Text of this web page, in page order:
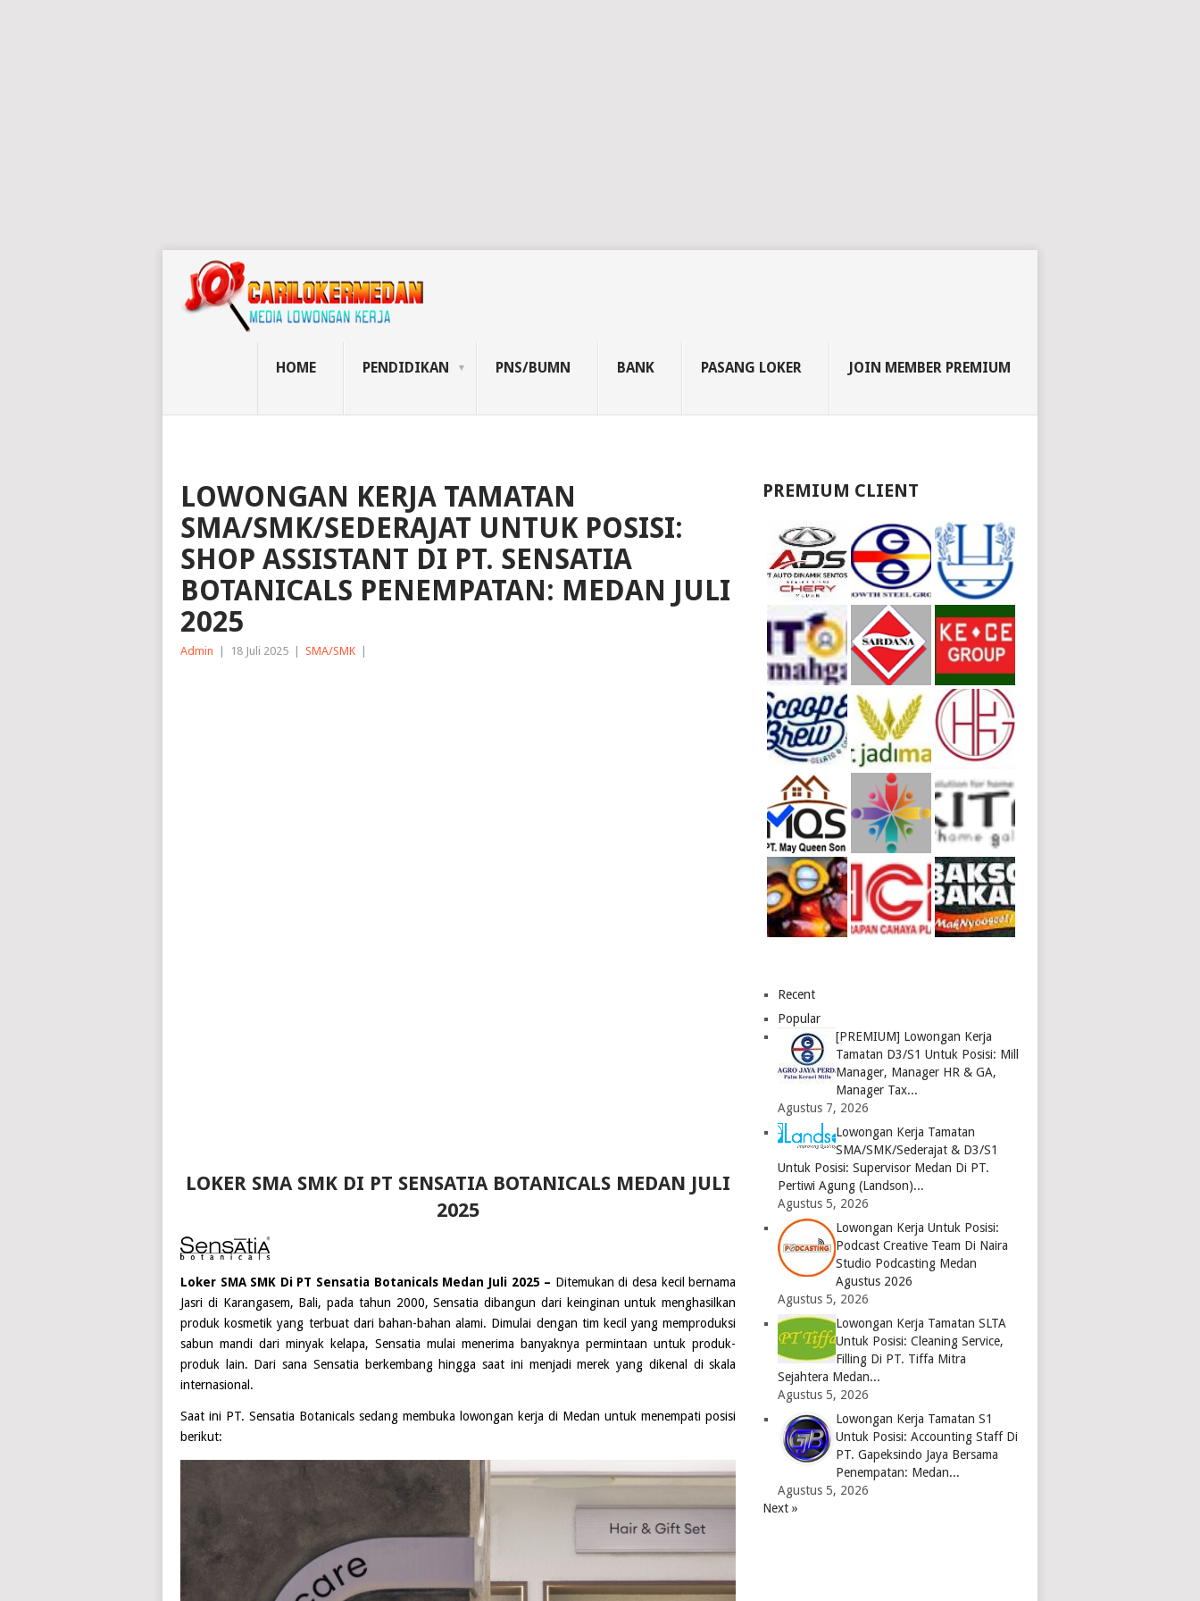
HOME PENDIDIKAN PNS/BUMN BANK PASANG LOKER JOIN MEMBER PREMIUM
LOWONGAN KERJA TAMATAN
SMA/SMK/SEDERAJAT UNTUK POSISI:
SHOP ASSISTANT DI PT. SENSATIA
BOTANICALS PENEMPATAN: MEDAN JULI
2025
Admin 18 Juli 2025 SMA/SMK
LOKER SMA SMK DI PT SENSATIA BOTANICALS MEDAN JULI
2025
Loker SMA SMK Di PT Sensatia Botanicals Medan Juli 2025 – Ditemukan di desa kecil bernama
Jasri di Karangasem, Bali, pada tahun 2000, Sensatia dibangun dari keinginan untuk menghasilkan
produk kosmetik yang terbuat dari bahan-bahan alami. Dimulai dengan tim kecil yang memproduksi
sabun mandi dari minyak kelapa, Sensatia mulai menerima banyaknya permintaan untuk produk-
produk lain. Dari sana Sensatia berkembang hingga saat ini menjadi merek yang dikenal di skala
internasional.
Saat ini PT. Sensatia Botanicals sedang membuka lowongan kerja di Medan untuk menempati posisi
berikut:
PREMIUM CLIENT
Recent
Popular
[PREMIUM] Lowongan Kerja
Tamatan D3/S1 Untuk Posisi: Mill
Manager, Manager HR & GA,
Manager Tax...
Agustus 7, 2026
Lowongan Kerja Tamatan
SMA/SMK/Sederajat & D3/S1
Untuk Posisi: Supervisor Medan Di PT.
Pertiwi Agung (Landson)...
Agustus 5, 2026
Lowongan Kerja Untuk Posisi:
Podcast Creative Team Di Naira
Studio Podcasting Medan
Agustus 2026
Agustus 5, 2026
Lowongan Kerja Tamatan SLTA
Untuk Posisi: Cleaning Service,
Filling Di PT. Tiffa Mitra
Sejahtera Medan...
Agustus 5, 2026
Lowongan Kerja Tamatan S1
Untuk Posisi: Accounting Staff Di
PT. Gapeksindo Jaya Bersama
Penempatan: Medan...
Agustus 5, 2026
Next »